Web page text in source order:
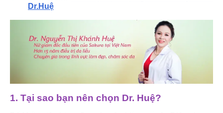
Dr.Huệ
1. Tại sao bạn nên chọn Dr. Huệ?